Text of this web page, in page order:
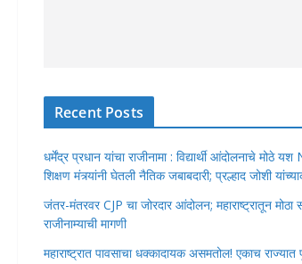
Recent Posts
धर्मेंद्र प्रधान यांचा राजीनामा : विद्यार्थी आंदोलनाचे मोठे
शिक्षण मंत्र्यांनी घेतली नैतिक जबाबदारी; प्रल्हाद जोशी
जंतर-मंतरवर CJP चा जोरदार आंदोलन; महाराष्ट्रातून मोठा
राजीनाम्याची मागणी
महाराष्ट्रात पावसाचा धक्कादायक असमतोल! एकाच